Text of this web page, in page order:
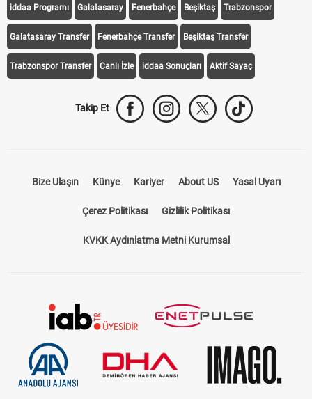
iddaa Programı Galatasaray Fenerbahçe Beşiktaş Trabzonspor
Galatasaray Transfer Fenerbahçe Transfer Beşiktaş Transfer
Trabzonspor Transfer Canlı İzle iddaa Sonuçları Aktif Sayaç
Takip Et
Bize Ulaşın Künye Kariyer About US Yasal Uyarı
Çerez Politikası Gizlilik Politikası
KVKK Aydınlatma Metni Kurumsal